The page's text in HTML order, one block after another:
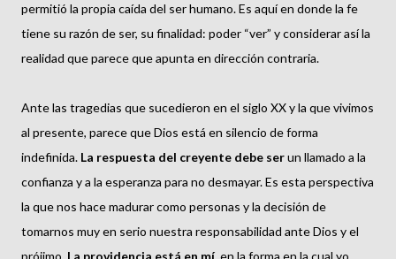
permitió la propia caída del ser humano. Es aquí en donde la fe
tiene su razón de ser, su finalidad: poder “ver” y considerar así la
realidad que parece que apunta en dirección contraria.
Ante las tragedias que sucedieron en el siglo XX y la que vivimos
al presente, parece que Dios está en silencio de forma
indefinida. La respuesta del creyente debe serun llamado a la
confianza y a la esperanza para no desmayar. Es esta perspectiva
la que nos hace madurar como personas y la decisión de
tomarnos muy en serio nuestra responsabilidad ante Dios y el